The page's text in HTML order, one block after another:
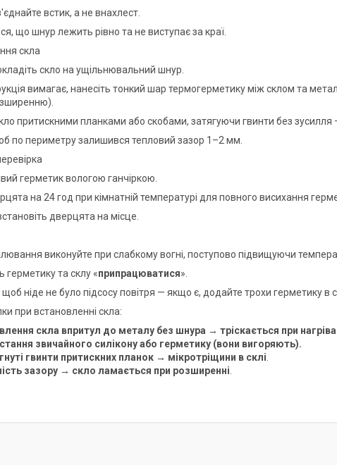
встик, а не внахлест.
що шнур лежить рівно та не виступає за краї.
скла
скло на ущільнювальний шнур.
вимагає, нанесіть тонкий шар термогерметику між склом та
притискними планками або скобами, затягуючи гвинти без зусилля
по периметру залишився тепловий зазор 1–2 мм.
герметик вологою ганчіркою.
на 24 год при кімнатній температурі для повного висихання
дверцята на місце.
виконуйте при слабкому вогні, поступово підвищуючи
герметику та склу «припрацюватися».
щоб ніде не було підсосу повітря — якщо є, додайте трохи герметику в
при встановленні скла:
скла впритул до металу без шнура → тріскається при
звичайного силікону або герметику (вони вигоряють).
гвинти притискних планок → мікротріщини в склі
зазору → скло ламається при розширенні